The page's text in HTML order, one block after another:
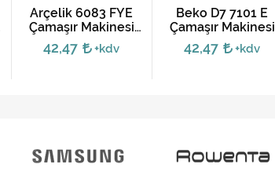
Arçelik 6083 FYE
Çamaşır Makinesi
Kartı
42,47 +kdv
Beko D7 7101 E
Çamaşır Makinesi
Kartı
42,47 +kdv